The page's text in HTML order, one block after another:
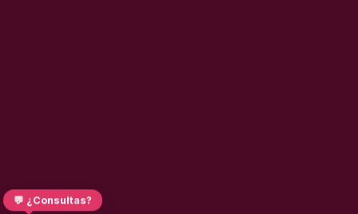
💬 ¿Consultas?